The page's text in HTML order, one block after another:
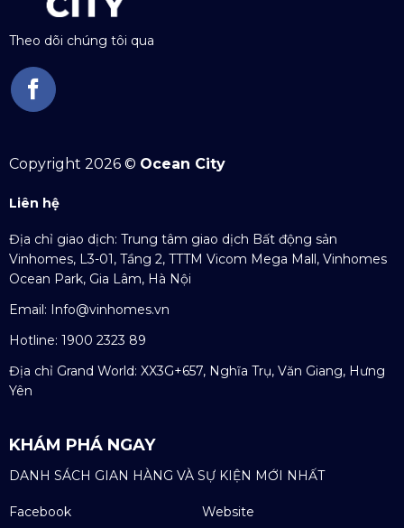
Theo dõi chúng tôi qua
Copyright 2026 © Ocean City
Liên hệ
Địa chỉ giao dịch: Trung tâm giao dịch Bất động sản
Vinhomes, L3-01, Tầng 2, TTTM Vicom Mega Mall, Vinhomes
Ocean Park, Gia Lâm, Hà Nội
Email: Info@vinhomes.vn
Hotline: 1900 2323 89
Địa chỉ Grand World: XX3G+657, Nghĩa Trụ, Văn Giang, Hưng
Yên
KHÁM PHÁ NGAY
DANH SÁCH GIAN HÀNG VÀ SỰ KIỆN MỚI NHẤT
Facebook Website